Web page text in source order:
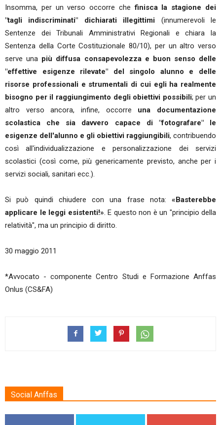
Insomma, per un verso occorre chefinisca la stagione dei
"tagli indiscriminati" dichiarati illegittimi (innumerevoli le
Sentenze dei Tribunali Amministrativi Regionali e chiara la
Sentenza della Corte Costituzionale 80/10), per un altro verso
serve una più diffusa consapevolezza e buon senso delle
"effettive esigenze rilevate" del singolo alunno e delle
risorse professionali e strumentali di cui egli ha realmente
bisogno per il raggiungimento degli obiettivi possibili; per un
altro verso ancora, infine, occorre una documentazione
scolastica che sia davvero capace di "fotografare" le
esigenze dell'alunno e gli obiettivi raggiungibili, contribuendo
così all'individualizzazione e personalizzazione dei servizi
scolastici (così come, più genericamente previsto, anche per i
servizi sociali, sanitari ecc.).
Si può quindi chiudere con una frase nota: «Basterebbe
applicare le leggi esistenti!». E questo non è un "principio della
relatività", ma un principio di diritto.
30 maggio 2011
*Avvocato - componente Centro Studi e Formazione Anffas
Onlus (CS&FA)
Social Anffas